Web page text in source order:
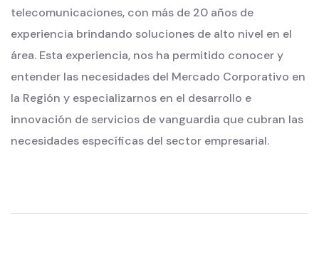
telecomunicaciones, con más de 20 años de
experiencia brindando soluciones de alto nivel en el
área. Esta experiencia, nos ha permitido conocer y
entender las necesidades del Mercado Corporativo en
la Región y especializarnos en el desarrollo e
innovación de servicios de vanguardia que cubran las
necesidades específicas del sector empresarial.